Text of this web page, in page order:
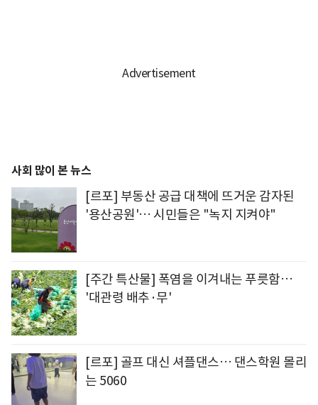
사회 많이 본 뉴스
[르포] 부동산 공급 대책에 뜨거운 감자된
'용산공원'… 시민들은 "녹지 지켜야"
[주간 특산물] 폭염을 이겨내는 푸릇함…
'대관령 배추·무'
[르포] 골프 대신 셔플댄스… 댄스학원 몰리
는 5060